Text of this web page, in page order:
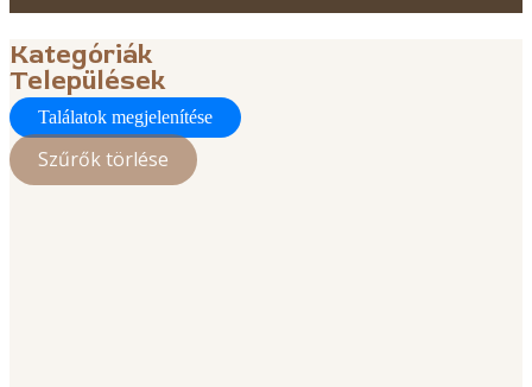
Kategóriák
Települések
Találatok megjelenítése
Szűrők törlése